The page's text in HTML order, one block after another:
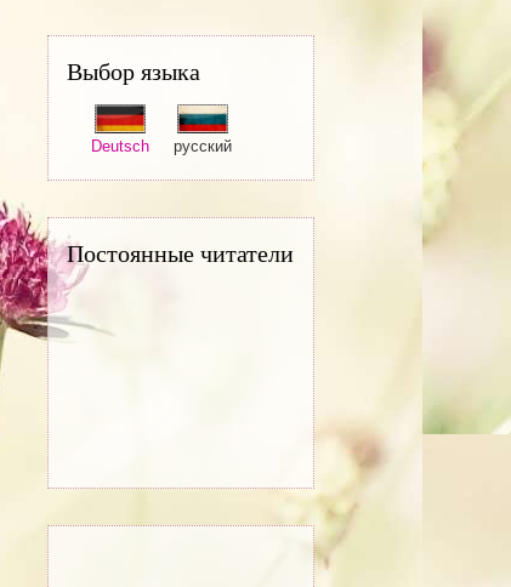
Выбор языка
Deutsch русский
Постоянные читатели